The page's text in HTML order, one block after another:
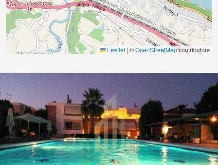
Leaflet | ©OpenStreetMapcontributors